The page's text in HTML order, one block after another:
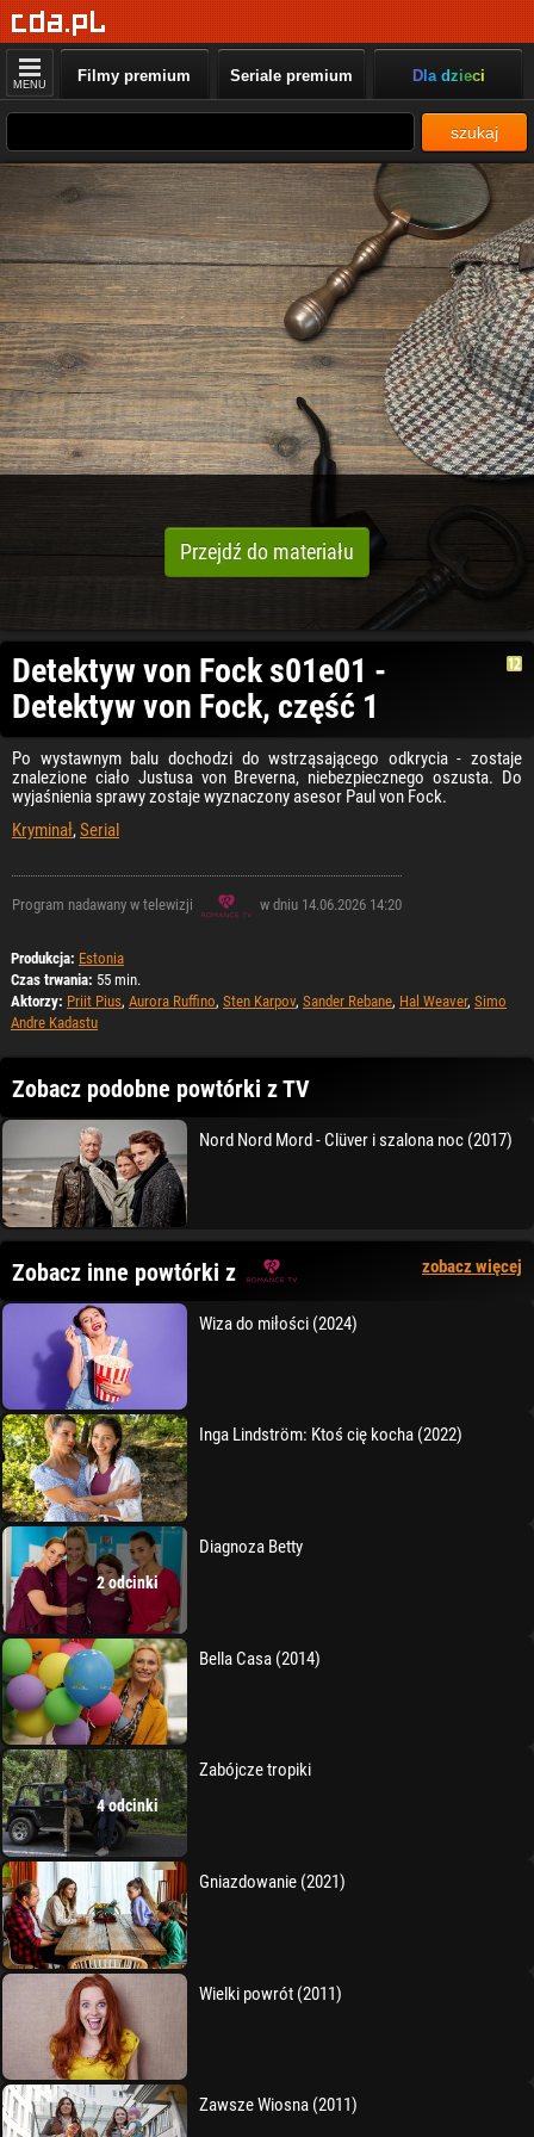
MENU Filmy premium Seriale premium Dla dzieci
szukaj
Przejdź do materiału
Detektyw von Fock s01e01 -
Detektyw von Fock, część 1
Po wystawnym balu dochodzi do wstrząsającego odkrycia - zostaje
znalezione ciało Justusa von Breverna, niebezpiecznego oszusta. Do
wyjaśnienia sprawy zostaje wyznaczony asesor Paul von Fock.
Kryminał,Serial
Program nadawany w telewizji w dniu 14.06.2026 14:20
Produkcja: Estonia
Czas trwania: 55 min.
Aktorzy: Priit Pius, Aurora Ruffino, Sten Karpov, Sander Rebane, Hal Weaver, Simo
Andre Kadastu
Zobacz podobne powtórki z TV
Nord Nord Mord - Clüver i szalona noc (2017)
Zobacz inne powtórki z zobacz więcej
Wiza do miłości (2024)
Inga Lindström: Ktoś cię kocha (2022)
2 odcinki
Diagnoza Betty
Bella Casa (2014)
4 odcinki
Zabójcze tropiki
Gniazdowanie (2021)
Wielki powrót (2011)
Zawsze Wiosna (2011)